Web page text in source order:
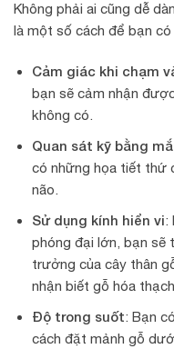
Không phải ai cũng dễ
là một số cách để bạn
Cảm giác khi chạm
bạn sẽ cảm nhận
không có.
Quan sát kỹ bằng
có những họa tiết thứ
não.
Sử dụng kính hiển vi:
phóng đại lớn, bạn sẽ
trưởng của cây thân
nhận biết gỗ hóa
Độ trong suốt: Bạn
cách đặt mảnh gỗ